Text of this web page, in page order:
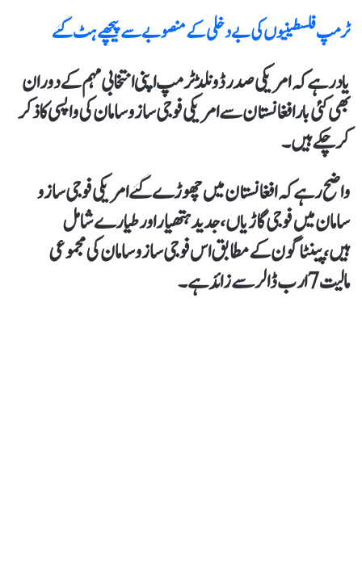
ٹرمپ فلسطینیوں کی بے دخلی کےمنصوبے سے پیچھے ہٹ گئے
یاد رہے کہ امریکی صدر ڈونلڈ ٹرمپ اپنی انتخابی مہم کے دوران
بھی کئی بار افغانستان سے امریکی فوجی سازو سامان کی واپسی کا ذکر
کرچکے ہیں۔
واضح رہے کہ افغانستان میں چھوڑےگئے امریکی فوجی ساز و
سامان میں فوجی گاڑیاں،جدید ہتھیار اور طیارے شامل
ہیں،پینٹاگون کےمطابق اس فوجی ساز و سامان کی مجموعی
مالیت 7 ارب ڈالر سے زائد ہے۔